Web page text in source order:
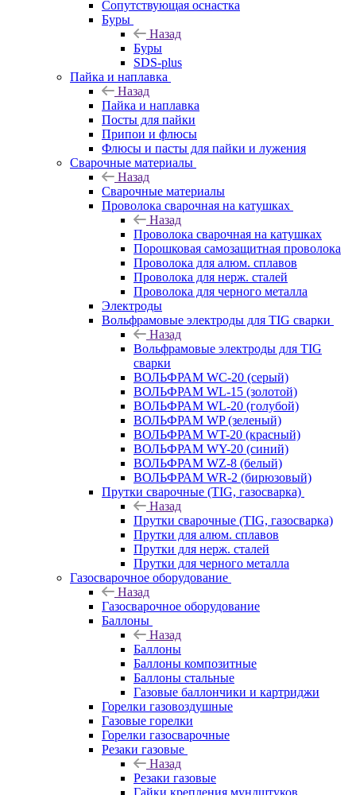
Сопутствующая оснастка
Буры
Назад
Буры
SDS-plus
Пайка и наплавка
Назад
Пайка и наплавка
Посты для пайки
Припои и флюсы
Флюсы и пасты для пайки и лужения
Сварочные материалы
Назад
Сварочные материалы
Проволока сварочная на катушках
Назад
Проволока сварочная на катушках
Порошковая самозащитная проволока
Проволока для алюм. сплавов
Проволока для нерж. сталей
Проволока для черного металла
Электроды
Вольфрамовые электроды для TIG сварки
Назад
Вольфрамовые электроды для TIG
сварки
ВОЛЬФРАМ WC-20 (серый)
ВОЛЬФРАМ WL-15 (золотой)
ВОЛЬФРАМ WL-20 (голубой)
ВОЛЬФРАМ WP (зеленый)
ВОЛЬФРАМ WT-20 (красный)
ВОЛЬФРАМ WY-20 (синий)
ВОЛЬФРАМ WZ-8 (белый)
ВОЛЬФРАМ WR-2 (бирюзовый)
Прутки сварочные (TIG, газосварка)
Назад
Прутки сварочные (TIG, газосварка)
Прутки для алюм. сплавов
Прутки для нерж. сталей
Прутки для черного металла
Газосварочное оборудование
Назад
Газосварочное оборудование
Баллоны
Назад
Баллоны
Баллоны композитные
Баллоны стальные
Газовые баллончики и картриджи
Горелки газовоздушные
Газовые горелки
Горелки газосварочные
Резаки газовые
Назад
Резаки газовые
Гайки крепления мундштуков